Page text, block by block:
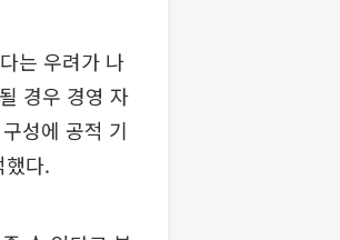
는 우려가 나
경우 경영 자
성에 공적 기
했다.